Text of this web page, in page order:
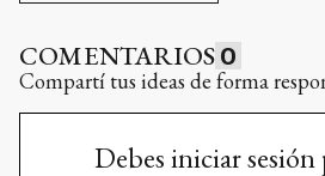
COMENTARIOS 0
Compartí tus ideas de forma
Debes iniciar sesión